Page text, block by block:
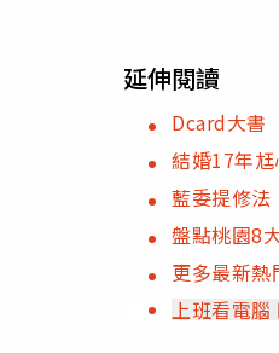
延伸閱讀
Dcard大書
結婚17年
藍委提修
盤點桃園8
更多最新
上班看電腦